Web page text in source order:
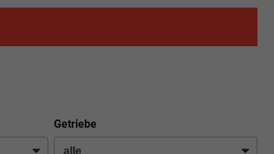
Getriebe